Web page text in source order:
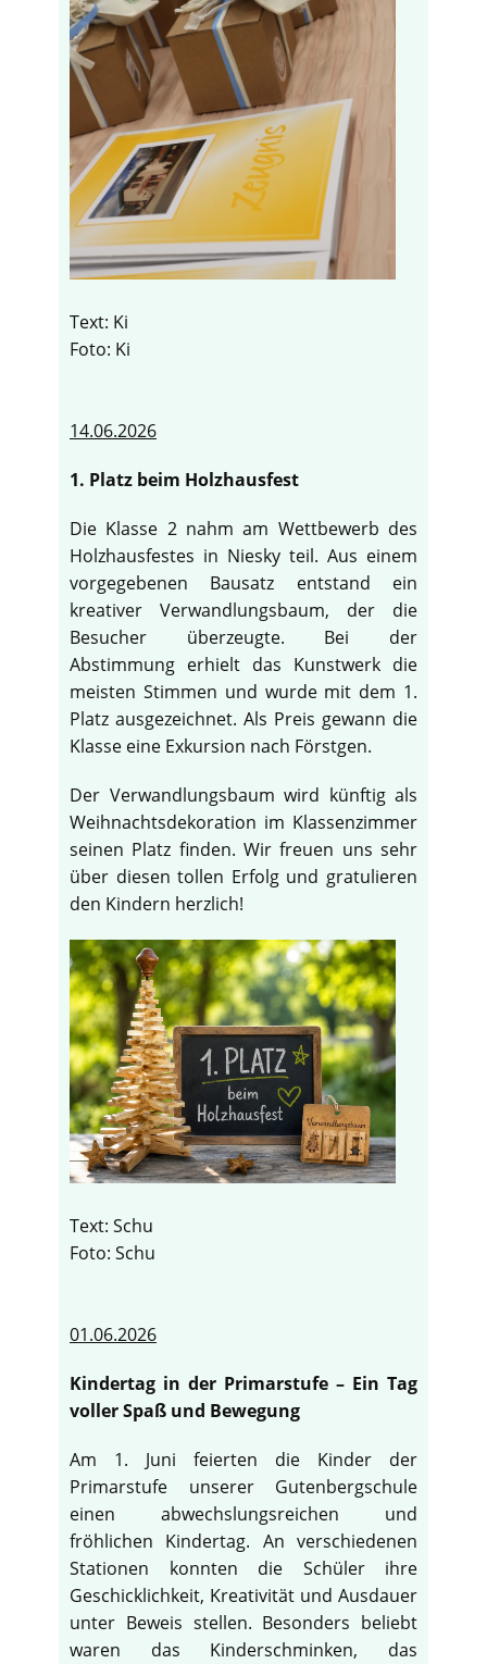
Text: Ki
Foto: Ki
14.06.2026
1. Platz beim Holzhausfest
Die Klasse 2 nahm am Wettbewerb des
Holzhausfestes in Niesky teil. Aus einem
vorgegebenen Bausatz entstand ein
kreativer Verwandlungsbaum, der die
Besucher überzeugte. Bei der
Abstimmung erhielt das Kunstwerk die
meisten Stimmen und wurde mit dem 1.
Platz ausgezeichnet. Als Preis gewann die
Klasse eine Exkursion nach Förstgen.
Der Verwandlungsbaum wird künftig als
Weihnachtsdekoration im Klassenzimmer
seinen Platz finden. Wir freuen uns sehr
über diesen tollen Erfolg und gratulieren
den Kindern herzlich!
Text: Schu
Foto: Schu
01.06.2026
Kindertag in der Primarstufe – Ein Tag
voller Spaß und Bewegung
Am 1. Juni feierten die Kinder der
Primarstufe unserer Gutenbergschule
einen abwechslungsreichen und
fröhlichen Kindertag. An verschiedenen
Stationen konnten die Schüler ihre
Geschicklichkeit, Kreativität und Ausdauer
unter Beweis stellen. Besonders beliebt
waren das Kinderschminken, das